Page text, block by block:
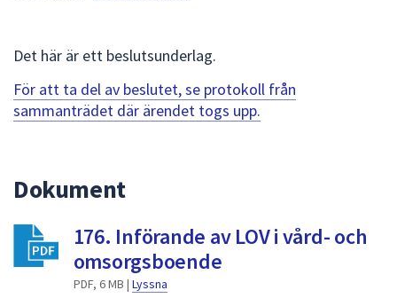
för
att
navigera
för
Det här är ett beslutsunderlag.
För att ta del av beslutet, se protokoll från
sammanträdet där ärendet togs upp.
Dokument
176. Införande av LOV i vård- och
omsorgsboende
PDF, 6 MB | Lyssna